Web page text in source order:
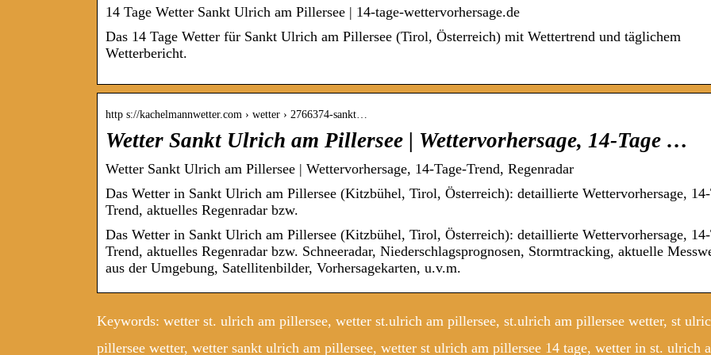
14 Tage Wetter Sankt Ulrich am Pillersee | 14-tage-wettervorhersage.de
Das 14 Tage Wetter für Sankt Ulrich am Pillersee (Tirol, Österreich) mit Wettertrend und täglichem
Wetterbericht.
http s://kachelmannwetter.com › wetter › 2766374-sankt…
Wetter Sankt Ulrich am Pillersee | Wettervorhersage, 14-Tage …
Wetter Sankt Ulrich am Pillersee | Wettervorhersage, 14-Tage-Trend, Regenradar
Das Wetter in Sankt Ulrich am Pillersee (Kitzbühel, Tirol, Österreich): detaillierte Wettervorhersage,
Trend, aktuelles Regenradar bzw.
Das Wetter in Sankt Ulrich am Pillersee (Kitzbühel, Tirol, Österreich): detaillierte Wettervorhersage,
Trend, aktuelles Regenradar bzw. Schneeradar, Niederschlagsprognosen, Stormtracking, aktuelle
aus der Umgebung, Satellitenbilder, Vorhersagekarten, u.v.m.
Keywords: wetter st. ulrich am pillersee, wetter st.ulrich am pillersee, st.ulrich am pillersee wetter, st
pillersee wetter, wetter sankt ulrich am pillersee, wetter st ulrich am pillersee 14 tage, wetter in st. ulrich